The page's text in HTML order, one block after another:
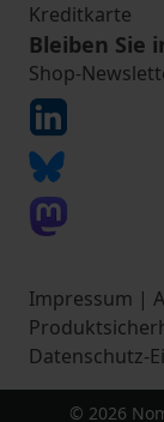
Kreditkarte
Bleiben Sie
Shop-
Impressum |
Datenschutz-
© 2026